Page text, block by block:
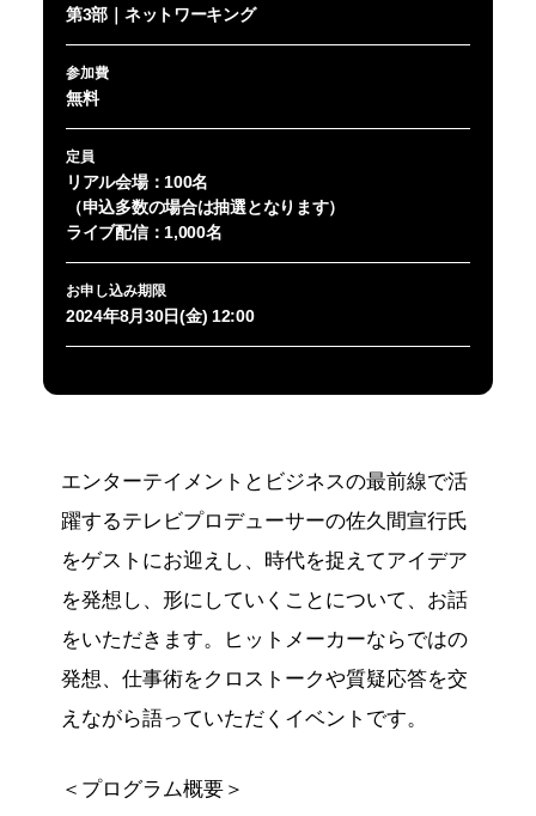
第3部｜ネットワーキング
参加費
無料
定員
リアル会場：100名
（申込多数の場合は抽選となります）
ライブ配信：1,000名
お申し込み期限
2024年8月30日(金) 12:00
エンターテイメントとビジネスの最前線で活
躍するテレビプロデューサーの佐久間宣行氏
をゲストにお迎えし、時代を捉えてアイデア
を発想し、形にしていくことについて、お話
をいただきます。ヒットメーカーならではの
発想、仕事術をクロストークや質疑応答を交
えながら語っていただくイベントです。
＜プログラム概要＞